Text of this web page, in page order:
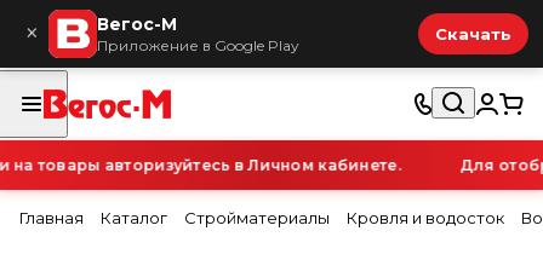
× Вегос-М
Приложение в Google Play
Скачать
товары авторизуйтесь в Личном кабинете. Для
Главная Каталог Стройматериалы Кровля и водосток